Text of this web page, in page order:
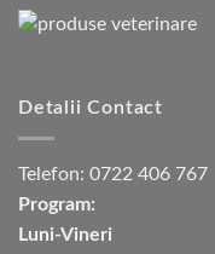
Detalii Contact
Telefon: 0722 406 767
Program:
Luni-Vineri